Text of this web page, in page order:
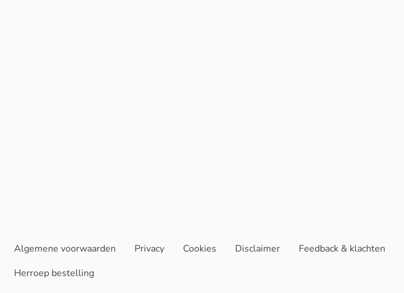
Algemene voorwaarden Privacy Cookies Disclaimer Feedback & klachten
Herroep bestelling